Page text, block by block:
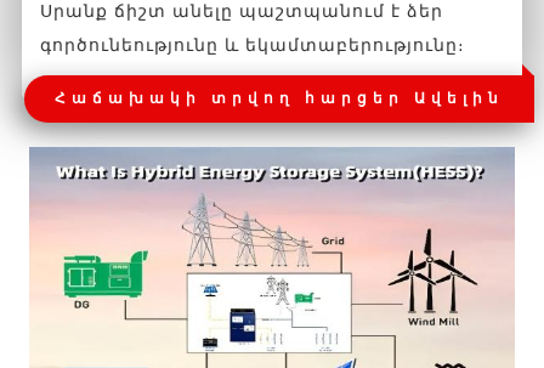
Սրանք ճիշտ անելը պաշտպանում է ձեր
գործունեությունը և եկամտաբերությունը։
Հաճախակի տրվող հարցեր Ավելին